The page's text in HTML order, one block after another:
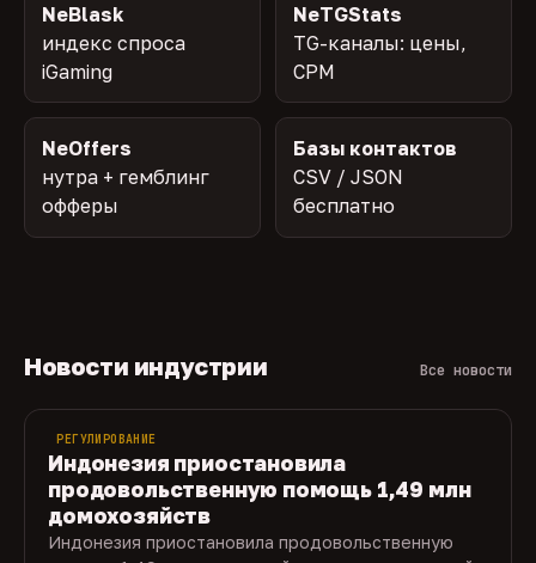
NeBlask
индекс спроса
iGaming
NeTGStats
TG-каналы: цены,
CPM
NeOffers
нутра + гемблинг
офферы
Базы контактов
CSV / JSON
бесплатно
Новости индустрии Все новости
РЕГУЛИРОВАНИЕ
Индонезия приостановила
продовольственную помощь 1,49 млн
домохозяйств
Индонезия приостановила продовольственную